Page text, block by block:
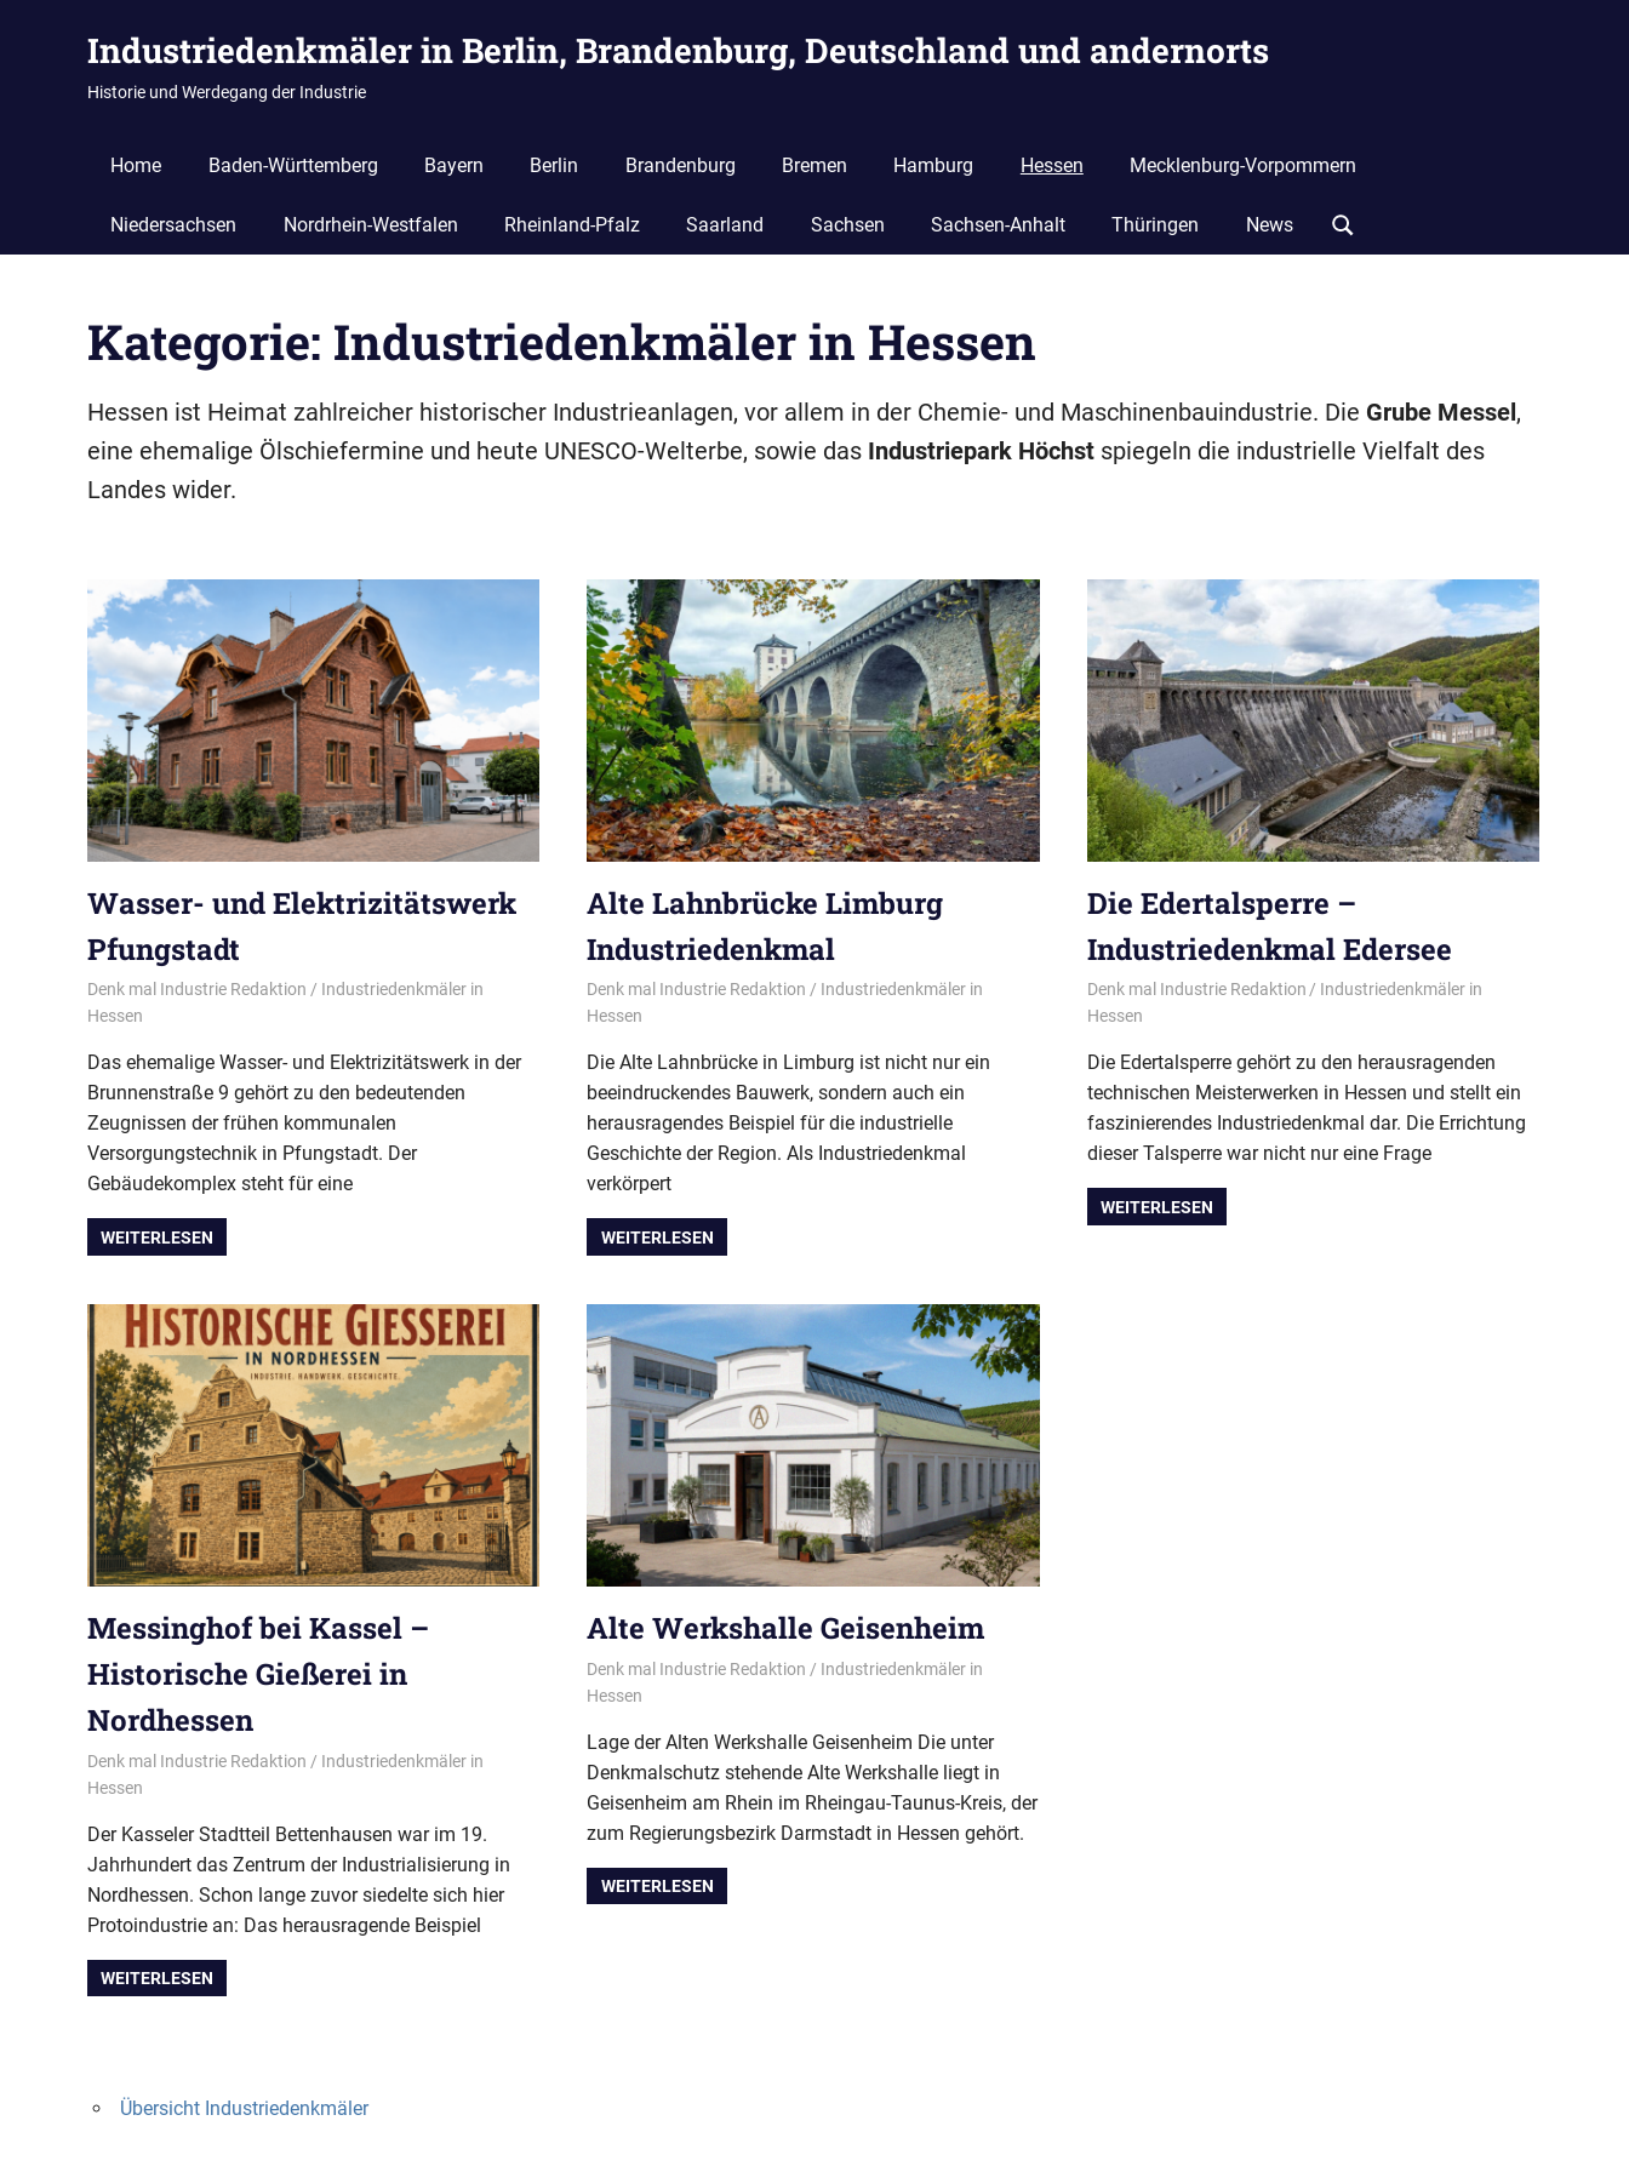
Industriedenkmäler in Berlin, Brandenburg, Deutschland und andernorts
Historie und Werdegang der Industrie
Home Baden-Württemberg Bayern Berlin Brandenburg Bremen Hamburg Hessen Mecklenburg-Vorpommern
Niedersachsen Nordrhein-Westfalen Rheinland-Pfalz Saarland Sachsen Sachsen-Anhalt Thüringen News
Kategorie: Industriedenkmäler in Hessen
Hessen ist Heimat zahlreicher historischer Industrieanlagen, vor allem in der Chemie- und Maschinenbauindustrie. Die Grube Messel,
eine ehemalige Ölschiefermine und heute UNESCO-Welterbe, sowie das Industriepark Höchst spiegeln die industrielle Vielfalt des
Landes wider.
Wasser- und Elektrizitätswerk
Pfungstadt
11/04/2026
Denk mal Industrie Redaktion
Industriedenkmäler in
Hessen
Das ehemalige Wasser- und Elektrizitätswerk in der
Brunnenstraße 9 gehört zu den bedeutenden
Zeugnissen der frühen kommunalen
Versorgungstechnik in Pfungstadt. Der
Gebäudekomplex steht für eine
WEITERLESEN
Alte Lahnbrücke Limburg
Industriedenkmal
02/01/2025
Denk mal Industrie Redaktion
Industriedenkmäler in
Hessen
Die Alte Lahnbrücke in Limburg ist nicht nur ein
beeindruckendes Bauwerk, sondern auch ein
herausragendes Beispiel für die industrielle
Geschichte der Region. Als Industriedenkmal
verkörpert
WEITERLESEN
Die Edertalsperre –
Industriedenkmal Edersee
14/10/2024
Denk mal Industrie Redaktion
Industriedenkmäler in
Hessen
Die Edertalsperre gehört zu den herausragenden
technischen Meisterwerken in Hessen und stellt ein
faszinierendes Industriedenkmal dar. Die Errichtung
dieser Talsperre war nicht nur eine Frage
WEITERLESEN
Messinghof bei Kassel –
Historische Gießerei in
Nordhessen
09/07/2023
Denk mal Industrie Redaktion
Industriedenkmäler in
Hessen
Der Kasseler Stadtteil Bettenhausen war im 19.
Jahrhundert das Zentrum der Industrialisierung in
Nordhessen. Schon lange zuvor siedelte sich hier
Protoindustrie an: Das herausragende Beispiel
WEITERLESEN
Alte Werkshalle Geisenheim
09/07/2023
Denk mal Industrie Redaktion
Industriedenkmäler in
Hessen
Lage der Alten Werkshalle Geisenheim Die unter
Denkmalschutz stehende Alte Werkshalle liegt in
Geisenheim am Rhein im Rheingau-Taunus-Kreis, der
zum Regierungsbezirk Darmstadt in Hessen gehört.
WEITERLESEN
Übersicht Industriedenkmäler